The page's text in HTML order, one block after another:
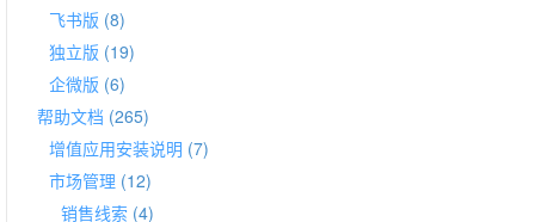
飞书版 (8)
独立版 (19)
企微版 (6)
帮助文档 (265)
增值应用安装说明 (7)
市场管理 (12)
销售线索 (4)